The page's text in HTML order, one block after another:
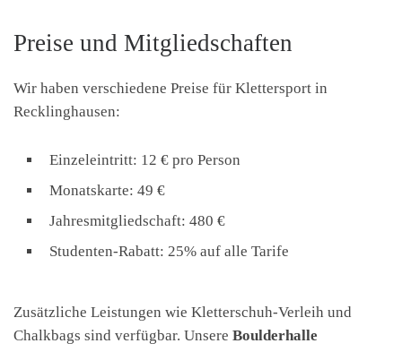
Preise und Mitgliedschaften
Wir haben verschiedene Preise für Klettersport in
Recklinghausen:
Einzeleintritt: 12 € pro Person
Monatskarte: 49 €
Jahresmitgliedschaft: 480 €
Studenten-Rabatt: 25% auf alle Tarife
Zusätzliche Leistungen wie Kletterschuh-Verleih und
Chalkbags sind verfügbar. Unsere Boulderhalle